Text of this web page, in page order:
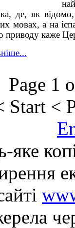
де, як
мовах, а на
приводу каже
Page 1
Start <
яке